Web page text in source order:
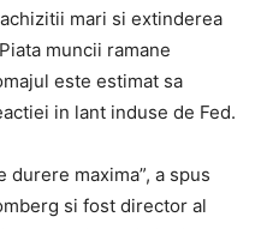
mari si extinderea
muncii ramane
este estimat sa
in lant induse de Fed.
durere maxima”, a spus
si fost director al